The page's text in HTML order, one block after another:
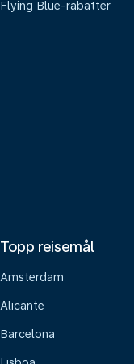
Flying Blue-rabatter
Topp reisemål
Amsterdam
Alicante
Barcelona